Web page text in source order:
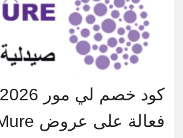
فعالة على عروض Le Mure